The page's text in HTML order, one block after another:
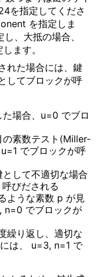
を指定してくださ
を指定しま
、大抵の場合、
ます。
れた場合には、鍵
してブロックが呼
場合、u=0 でブロ
の素数テスト(Miller-
でブロックが呼
して不適切な場合
びだされる
ような素数 p が見
n=0 でブロックが
繰り返し、適切な
は、 u=3, n=1 で